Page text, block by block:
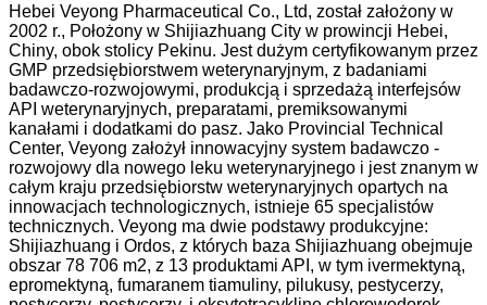
Hebei Veyong Pharmaceutical Co., Ltd, został założony w
2002 r., Położony w Shijiazhuang City w prowincji Hebei,
Chiny, obok stolicy Pekinu. Jest dużym certyfikowanym przez
GMP przedsiębiorstwem weterynaryjnym, z badaniami
badawczo-rozwojowymi, produkcją i sprzedażą interfejsów
API weterynaryjnych, preparatami, premiksowanymi
kanałami i dodatkami do pasz. Jako Provincial Technical
Center, Veyong założył innowacyjny system badawczo -
rozwojowy dla nowego leku weterynaryjnego i jest znanym w
całym kraju przedsiębiorstw weterynaryjnych opartych na
innowacjach technologicznych, istnieje 65 specjalistów
technicznych. Veyong ma dwie podstawy produkcyjne:
Shijiazhuang i Ordos, z których baza Shijiazhuang obejmuje
obszar 78 706 m2, z 13 produktami API, w tym ivermektyną,
epromektyną, fumaranem tiamuliny, pilukusy, pestycerzy,